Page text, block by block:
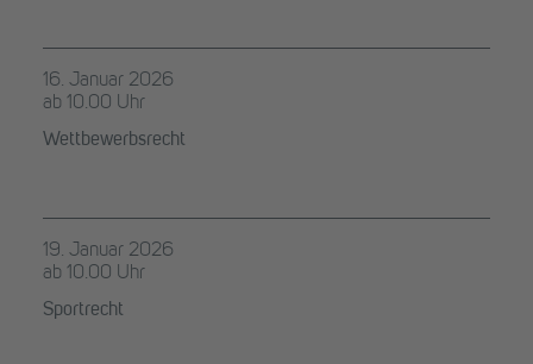
16. Januar 2026
ab 10.00 Uhr
Wettbewerbsrecht
19. Januar 2026
ab 10.00 Uhr
Sportrecht